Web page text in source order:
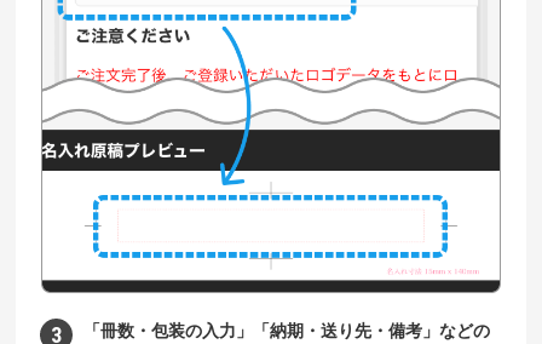
「冊数・包装の入力」「納期・送り先・備考」などの